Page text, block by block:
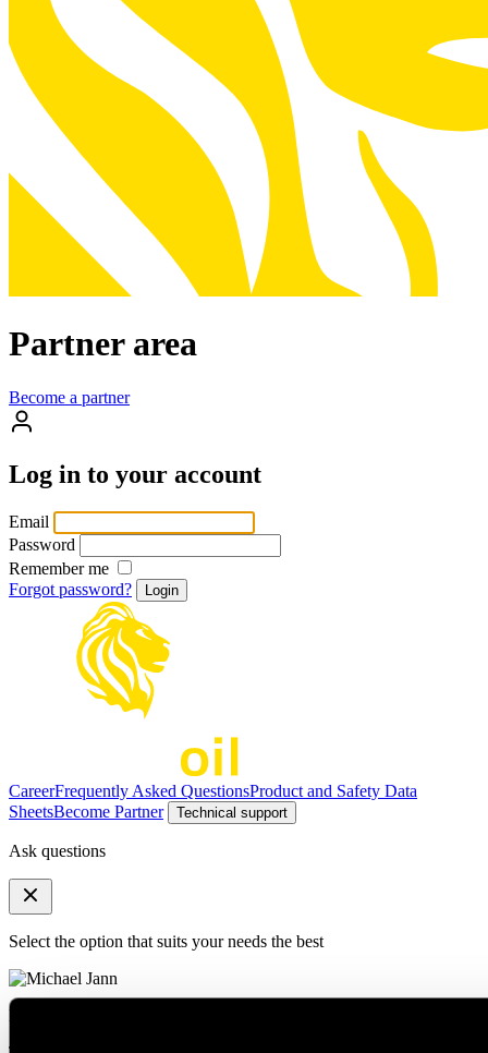
Partner area
Become a partner
Log in to your account
Email
Password
Remember me
Forgot password?
CareerFrequently Asked QuestionsProduct and Safety Data
SheetsBecome Partner Technical support
Ask questions
Select the option that suits your needs the best
Michael Jann